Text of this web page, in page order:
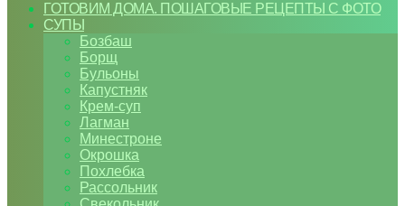
ГОТОВИМ ДОМА. ПОШАГОВЫЕ РЕЦЕПТЫ С ФОТО
СУПЫ
Бозбаш
Борщ
Бульоны
Капустняк
Крем-суп
Лагман
Минестроне
Окрошка
Похлебка
Рассольник